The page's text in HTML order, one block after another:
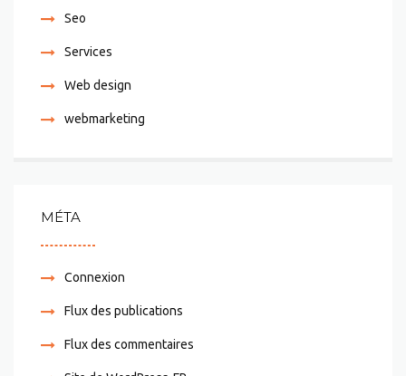
Seo
Services
Web design
webmarketing
MÉTA
Connexion
Flux des publications
Flux des commentaires